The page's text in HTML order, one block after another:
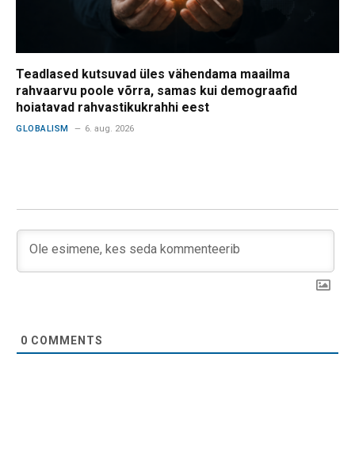
Teadlased kutsuvad üles vähendama maailma
rahvaarvu poole võrra, samas kui demograafid
hoiatavad rahvastikukrahhi eest
GLOBALISM 6. aug. 2026
0 COMMENTS